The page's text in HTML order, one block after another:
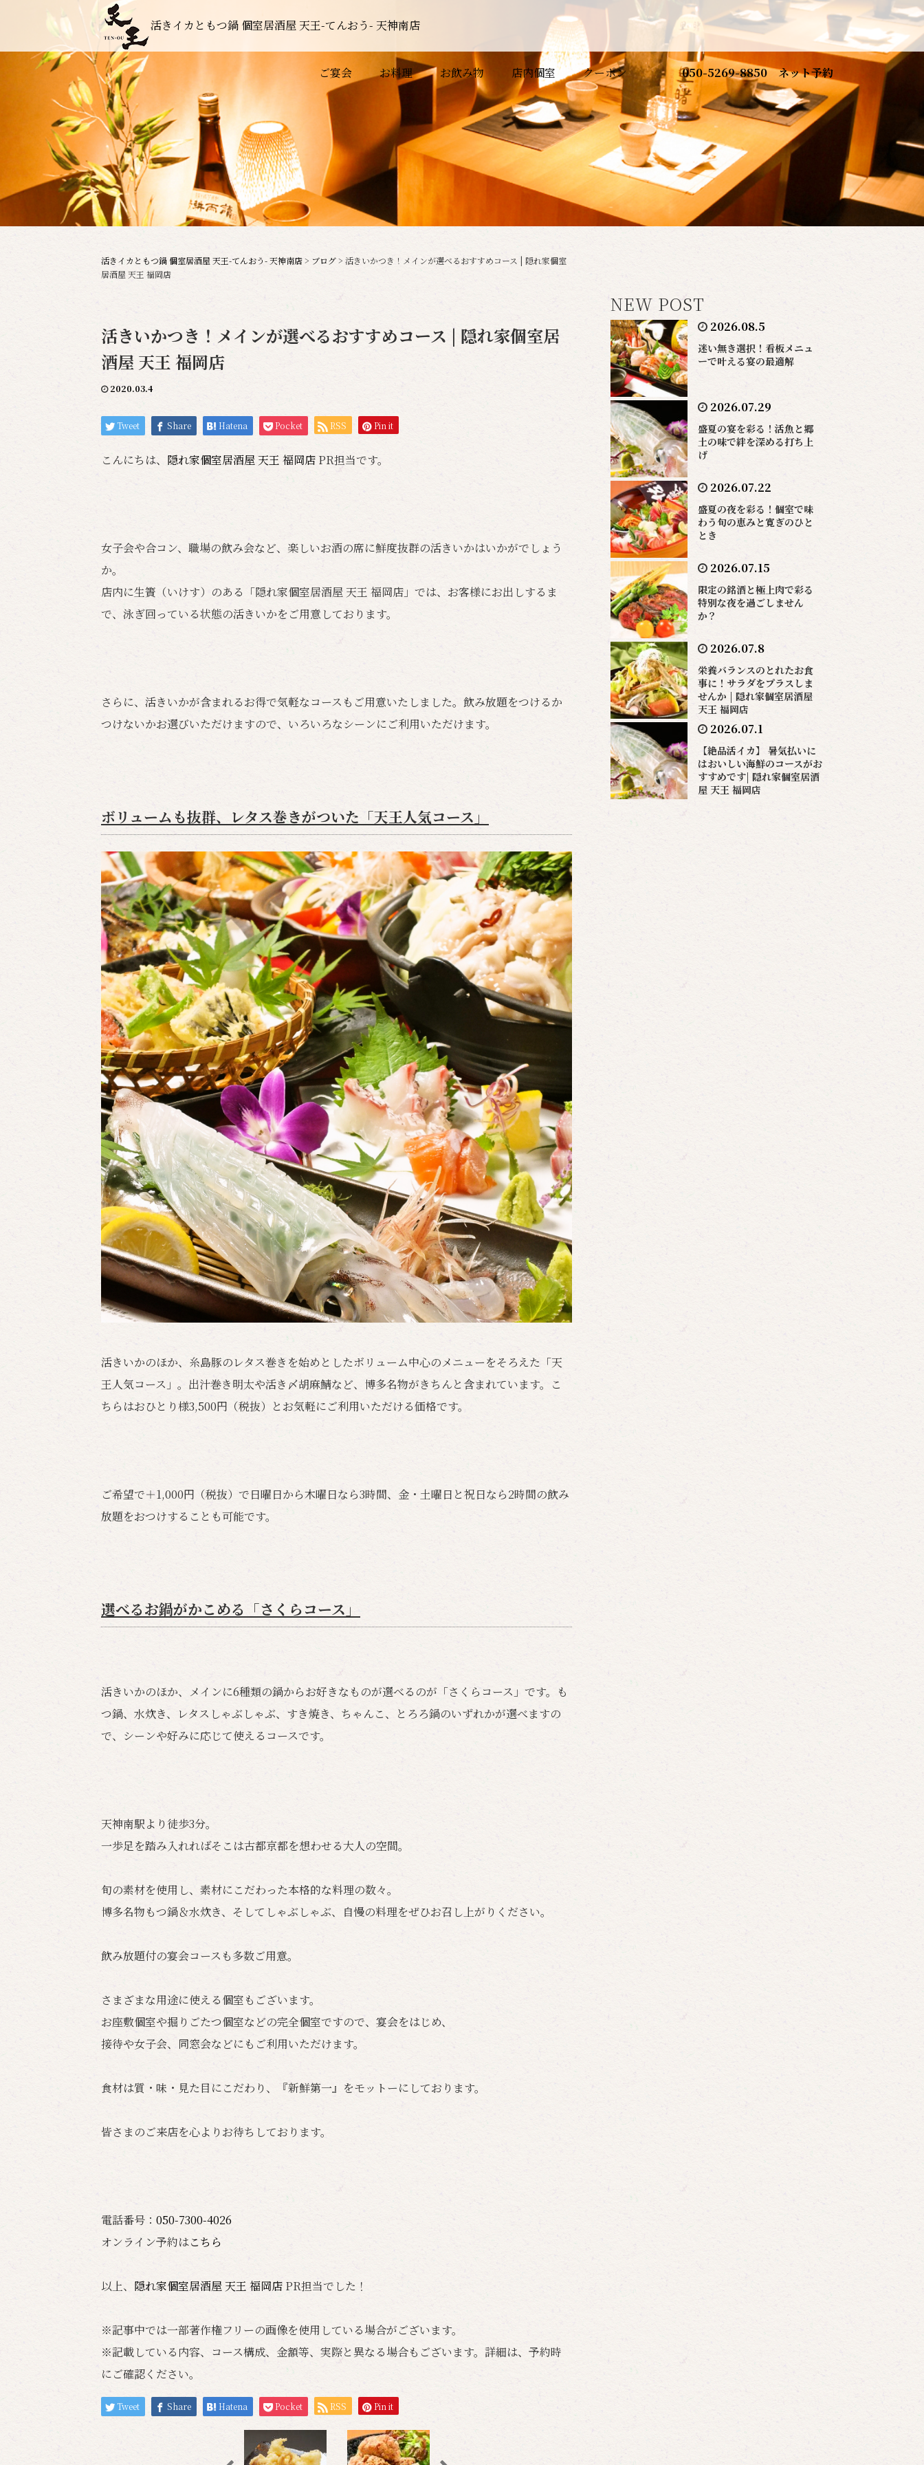
活きイカともつ鍋 個室居酒屋 天王-てんおう- 天神南店
ご宴会 お料理 お飲み物 店内個室 クーポン 050-5269-8850 ネット予約
活きイカともつ鍋 個室居酒屋 天王-てんおう- 天神南店> ブログ> 活きいかつき！メインが選べるおすすめコース | 隠れ家個室
居酒屋 天王 福岡店
活きいかつき！メインが選べるおすすめコース | 隠れ家個室居
酒屋 天王 福岡店
2020.03.4
Tweet Share Hatena Pocket RSS Pin it
こんにちは、 隠れ家個室居酒屋 天王 福岡店 PR担当です。
女子会や合コン、職場の飲み会など、楽しいお酒の席に鮮度抜群の活きいかはいかがでしょう
か。
店内に生簀（いけす）のある「隠れ家個室居酒屋 天王 福岡店」では、お客様にお出しするま
で、泳ぎ回っている状態の活きいかをご用意しております。
さらに、活きいかが含まれるお得で気軽なコースもご用意いたしました。飲み放題をつけるか
つけないかお選びいただけますので、いろいろなシーンにご利用いただけます。
ボリュームも抜群、レタス巻きがついた「天王人気コース」
活きいかのほか、糸島豚のレタス巻きを始めとしたボリューム中心のメニューをそろえた「天
王人気コース」。出汁巻き明太や活き〆胡麻鯖など、博多名物がきちんと含まれています。こ
ちらはおひとり様3,500円（税抜）とお気軽にご利用いただける価格です。
ご希望で＋1,000円（税抜）で日曜日から木曜日なら3時間、金・土曜日と祝日なら2時間の飲み
放題をおつけすることも可能です。
選べるお鍋がかこめる「さくらコース」
活きいかのほか、メインに6種類の鍋からお好きなものが選べるのが「さくらコース」です。も
つ鍋、水炊き、レタスしゃぶしゃぶ、すき焼き、ちゃんこ、とろろ鍋のいずれかが選べますの
で、シーンや好みに応じて使えるコースです。
天神南駅より徒歩3分。
一歩足を踏み入れればそこは古都京都を想わせる大人の空間。
旬の素材を使用し、素材にこだわった本格的な料理の数々。
博多名物もつ鍋＆水炊き、そしてしゃぶしゃぶ、自慢の料理をぜひお召し上がりください。
飲み放題付の宴会コースも多数ご用意。
さまざまな用途に使える個室もございます。
お座敷個室や掘りごたつ個室などの完全個室ですので、宴会をはじめ、
接待や女子会、同窓会などにもご利用いただけます。
食材は質・味・見た目にこだわり、『新鮮第一』をモットーにしております。
皆さまのご来店を心よりお待ちしております。
電話番号： 050-7300-4026
オンライン予約はこちら
以上、 隠れ家個室居酒屋 天王 福岡店 PR担当でした！
※記事中では一部著作権フリーの画像を使用している場合がございます。
※記載している内容、コース構成、金額等、実際と異なる場合もございます。詳細は、予約時
にご確認ください。
Tweet Share Hatena Pocket RSS Pin it
NEW POST
2026.08.5
迷い無き選択！看板メニュ
ーで叶える宴の最適解
2026.07.29
盛夏の宴を彩る！活魚と郷
土の味で絆を深める打ち上
げ
2026.07.22
盛夏の夜を彩る！個室で味
わう旬の恵みと寛ぎのひと
とき
2026.07.15
限定の銘酒と極上肉で彩る
特別な夜を過ごしません
か？
2026.07.8
栄養バランスのとれたお食
事に！サラダをプラスしま
せんか | 隠れ家個室居酒屋
天王 福岡店
2026.07.1
【絶品活イカ】 暑気払いに
はおいしい海鮮のコースがお
すすめです| 隠れ家個室居酒
屋 天王 福岡店